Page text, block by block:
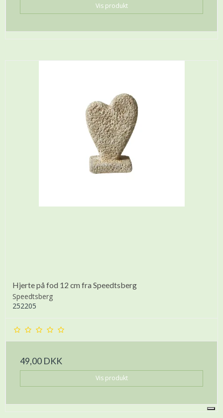
Vis produkt
Hjerte på fod 12 cm fra Speedtsberg
Speedtsberg
252205
49,00 DKK
Vis produkt